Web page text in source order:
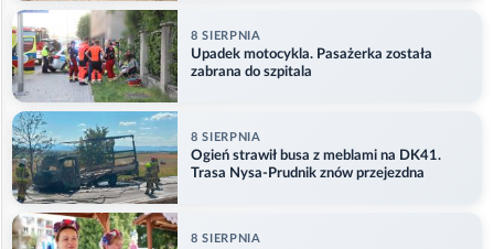
8 SIERPNIA
Upadek motocykla. Pasażerka została
zabrana do szpitala
8 SIERPNIA
Ogień strawił busa z meblami na DK41.
Trasa Nysa-Prudnik znów przejezdna
8 SIERPNIA